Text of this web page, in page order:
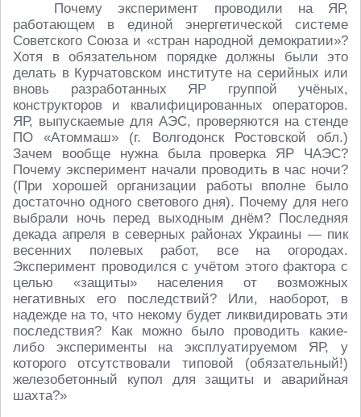
Почему эксперимент проводили на ЯР,
работающем в единой энергетической системе
Советского Союза и «стран народной демократии»?
Хотя в обязательном порядке должны были это
делать в Курчатовском институте на серийных или
вновь разработанных ЯР группой учёных,
конструкторов и квалифицированных операторов.
ЯР, выпускаемые для АЭС, проверяются на стенде
ПО «Атоммаш» (г. Волгодонск Ростовской обл.)
Зачем вообще нужна была проверка ЯР ЧАЭС?
Почему эксперимент начали проводить в час ночи?
(При хорошей организации работы вполне было
достаточно одного светового дня). Почему для него
выбрали ночь перед выходным днём? Последняя
декада апреля в северных районах Украины — пик
весенних полевых работ, все на огородах.
Эксперимент проводился с учётом этого фактора с
целью «защиты» населения от возможных
негативных его последствий? Или, наоборот, в
надежде на то, что некому будет ликвидировать эти
последствия? Как можно было проводить какие-
либо эксперименты на эксплуатируемом ЯР, у
которого отсутствовали типовой (обязательный!)
железобетонный купол для защиты и аварийная
шахта?»